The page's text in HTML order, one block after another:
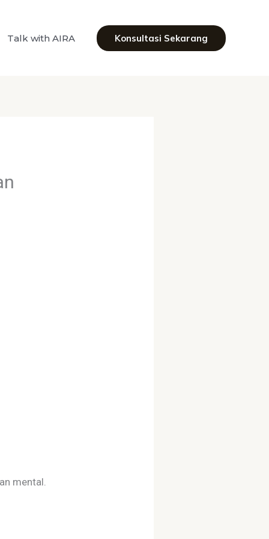
Talk with AIRA Konsultasi Sekarang
mental.